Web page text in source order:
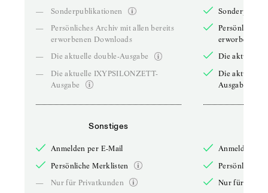
—
Sonderpublikationen
—
Persönliches Archiv mit allen bereits
erworbenen Downloads
—
Die aktuelle double-Ausgabe
—
Die aktuelle IXYPSILONZETT-
Ausgabe
Sonstiges
Anmelden per E-Mail
Persönliche Merklisten
—
Nur für Privatkunden
Persönliches
erworbenen
Die aktuelle
Die aktuelle
Ausgabe
Anmelden
Persönliche
Nur für